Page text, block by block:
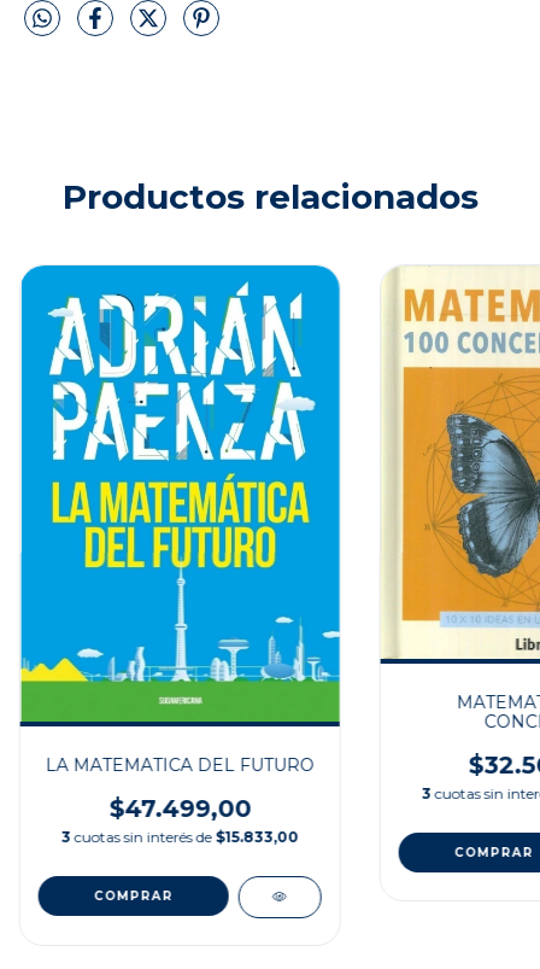
Productos relacionados
LA MATEMATICA DEL FUTURO
$47.499,00
3 cuotas sin interés de $15.833,00
3 cuotas sin